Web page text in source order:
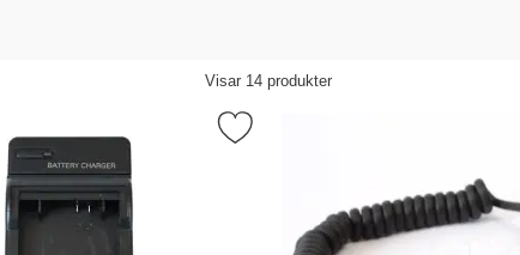
Visar 14 produkter
batteriladdare 12V/230V för Pentax D-LI109 som favorit
Markera